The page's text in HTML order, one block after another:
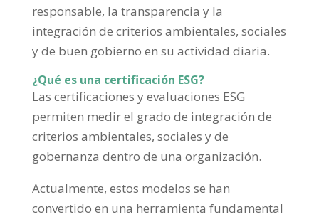
responsable, la transparencia y la
integración de criterios ambientales, sociales
y de buen gobierno en su actividad diaria.
¿Qué es una certificación ESG?
Las certificaciones y evaluaciones ESG
permiten medir el grado de integración de
criterios ambientales, sociales y de
gobernanza dentro de una organización.
Actualmente, estos modelos se han
convertido en una herramienta fundamental